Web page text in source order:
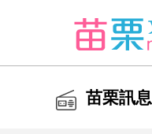
苗栗訊息